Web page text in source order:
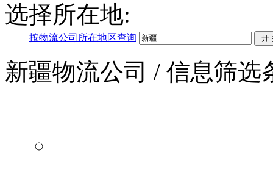
选择所在地:
按物流公司所在地区查询
新疆物流公司 / 信息筛选